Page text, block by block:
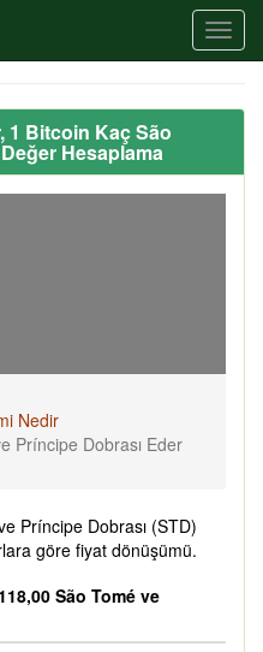
1 Bitcoin Kaç São
Hesaplama
Nedir
Príncipe Dobrası Eder
Príncipe Dobrası (STD)
göre fiyat dönüşümü.
São Tomé ve